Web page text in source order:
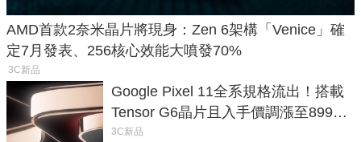
AMD首款2奈米晶片將現身：Zen 6架構「Venice」確
定7月發表、256核心效能大噴發70%
3C新品
Google Pixel 11全系規格流出！搭載
Tensor G6晶片且入手價調漲至899美
元
3C新品